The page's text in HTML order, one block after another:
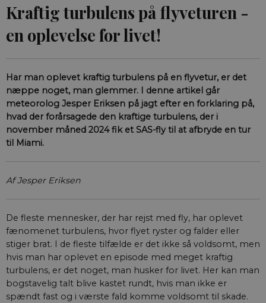
Kraftig turbulens på flyveturen -
en oplevelse for livet!
Har man oplevet kraftig turbulens på en flyvetur, er det
næppe noget, man glemmer. I denne artikel går
meteorolog Jesper Eriksen på jagt efter en forklaring på,
hvad der forårsagede den kraftige turbulens, der i
november måned 2024 fik et SAS-fly til at afbryde en tur
til Miami.
Af Jesper Eriksen
De fleste mennesker, der har rejst med fly, har oplevet
fænomenet turbulens, hvor flyet ryster og falder eller
stiger brat. I de fleste tilfælde er det ikke så voldsomt, men
hvis man har oplevet en episode med meget kraftig
turbulens, er det noget, man husker for livet. Her kan man
bogstavelig talt blive kastet rundt, hvis man ikke er
spændt fast og i værste fald komme voldsomt til skade.